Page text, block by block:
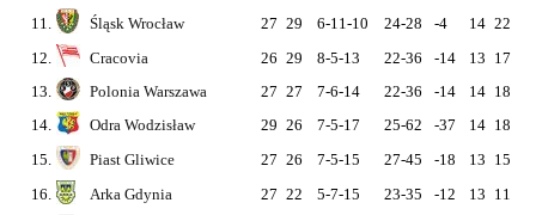
11.
Śląsk Wrocław 27 29 6-11-10 24-28 -4 14 22
12.
Cracovia 26 29 8-5-13 22-36 -14 13 17
13.
Polonia Warszawa 27 27 7-6-14 22-36 -14 14 18
14.
Odra Wodzisław 29 26 7-5-17 25-62 -37 14 18
15.
Piast Gliwice 27 26 7-5-15 27-45 -18 13 15
16.
Arka Gdynia 27 22 5-7-15 23-35 -12 13 11